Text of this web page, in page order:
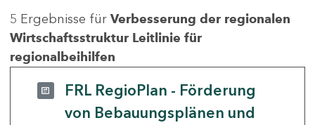
5 Ergebnisse für Verbesserung der regionalen
Wirtschaftsstruktur Leitlinie für
regionalbeihilfen
FRL RegioPlan - Förderung
von Bebauungsplänen und